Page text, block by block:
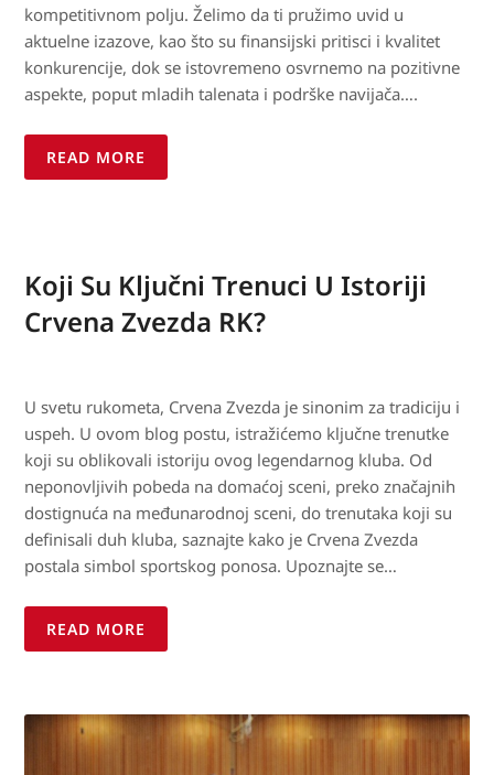
kompetitivnom polju. Želimo da ti pružimo uvid u
aktuelne izazove, kao što su finansijski pritisci i kvalitet
konkurencije, dok se istovremeno osvrnemo na pozitivne
aspekte, poput mladih talenata i podrške navijača….
READ MORE
Koji Su Ključni Trenuci U Istoriji
Crvena Zvezda RK?
U svetu rukometa, Crvena Zvezda je sinonim za tradiciju i
uspeh. U ovom blog postu, istražićemo ključne trenutke
koji su oblikovali istoriju ovog legendarnog kluba. Od
neponovljivih pobeda na domaćoj sceni, preko značajnih
dostignuća na međunarodnoj sceni, do trenutaka koji su
definisali duh kluba, saznajte kako je Crvena Zvezda
postala simbol sportskog ponosa. Upoznajte se…
READ MORE